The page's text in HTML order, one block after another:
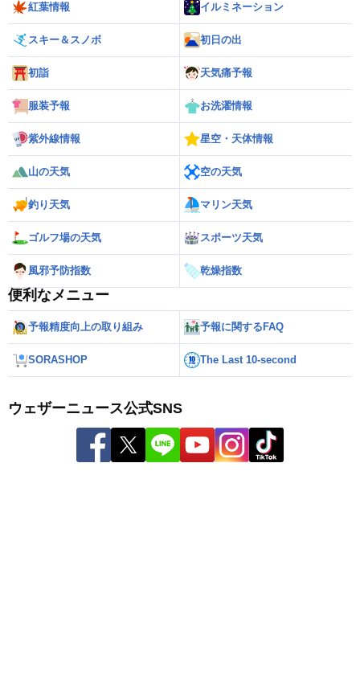
紅葉情報 イルミネーション
スキー＆スノボ 初日の出
初詣 天気痛予報
服装予報 お洗濯情報
紫外線情報 星空・天体情報
山の天気 空の天気
釣り天気 マリン天気
ゴルフ場の天気 スポーツ天気
風邪予防指数 乾燥指数
便利なメニュー
予報精度向上の取り組み 予報に関するFAQ
SORASHOP The Last 10-second
ウェザーニュース公式SNS